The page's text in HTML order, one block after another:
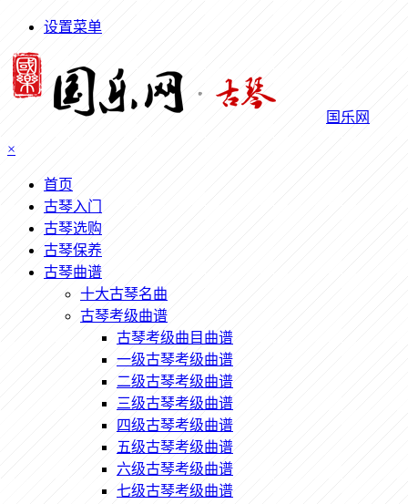
设置菜单
国乐网
×
首页
古琴入门
古琴选购
古琴保养
古琴曲谱
十大古琴名曲
古琴考级曲谱
古琴考级曲目曲谱
一级古琴考级曲谱
二级古琴考级曲谱
三级古琴考级曲谱
四级古琴考级曲谱
五级古琴考级曲谱
六级古琴考级曲谱
七级古琴考级曲谱